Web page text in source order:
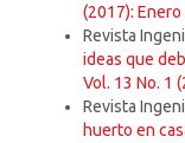
(2017): Enero
Revista
ideas que
Vol. 13 No. 1
Revista
huerto en